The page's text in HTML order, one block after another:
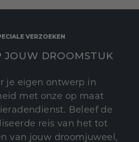
VERZOEKEN
JOUW DROOMSTUK
je eigen ontwerp in
met onze op maat
Beleef de
reis van het tot
van jouw droomjuweel,